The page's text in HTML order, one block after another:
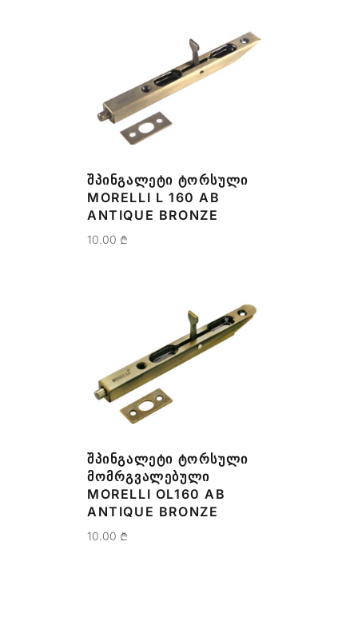
ᲨᲞᲘᲜᲒᲐᲚᲔᲢᲘ ᲢᲝᲠᲡᲣᲚᲘ
MORELLI L 160 AB
ANTIQUE BRONZE
10.00 ₾
ᲨᲞᲘᲜᲒᲐᲚᲔᲢᲘ ᲢᲝᲠᲡᲣᲚᲘ
ᲛᲝᲛᲠᲒᲕᲐᲚᲔᲑᲣᲚᲘ
MORELLI OL160 AB
ANTIQUE BRONZE
10.00 ₾